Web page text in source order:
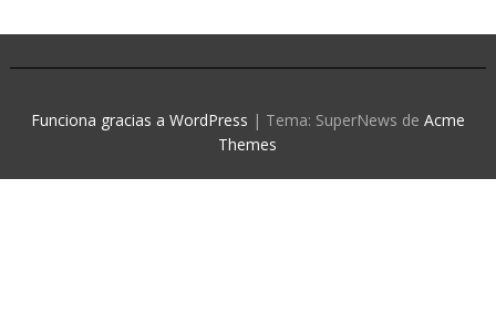
Funciona gracias a WordPress | Tema: SuperNews de Acme
Themes